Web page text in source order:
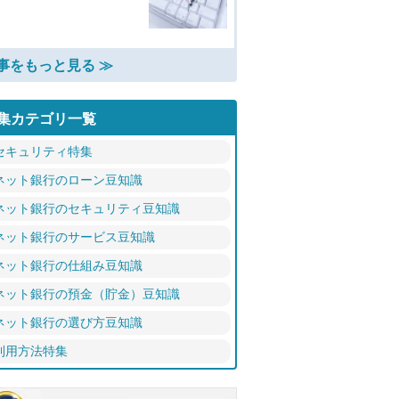
をもっと見る ≫
カテゴリ一覧
キュリティ特集
ット銀行のローン豆知識
ット銀行のセキュリティ豆知識
ット銀行のサービス豆知識
ット銀行の仕組み豆知識
ット銀行の預金（貯金）豆知識
ット銀行の選び方豆知識
用方法特集